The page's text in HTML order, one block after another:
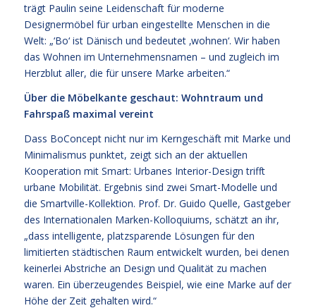
trägt Paulin seine Leidenschaft für moderne
Designermöbel für urban eingestellte Menschen in die
Welt: „‘Bo‘ ist Dänisch und bedeutet ‚wohnen‘. Wir haben
das Wohnen im Unternehmensnamen – und zugleich im
Herzblut aller, die für unsere Marke arbeiten.“
Über die Möbelkante geschaut: Wohntraum und
Fahrspaß maximal vereint
Dass BoConcept nicht nur im Kerngeschäft mit Marke und
Minimalismus punktet, zeigt sich an der aktuellen
Kooperation mit Smart: Urbanes Interior-Design trifft
urbane Mobilität. Ergebnis sind zwei Smart-Modelle und
die Smartville-Kollektion. Prof. Dr. Guido Quelle, Gastgeber
des Internationalen Marken-Kolloquiums, schätzt an ihr,
„dass intelligente, platzsparende Lösungen für den
limitierten städtischen Raum entwickelt wurden, bei denen
keinerlei Abstriche an Design und Qualität zu machen
waren. Ein überzeugendes Beispiel, wie eine Marke auf der
Höhe der Zeit gehalten wird.“